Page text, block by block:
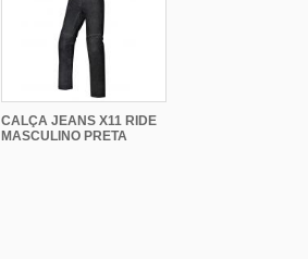
CALÇA JEANS X11 RIDE
MASCULINO PRETA